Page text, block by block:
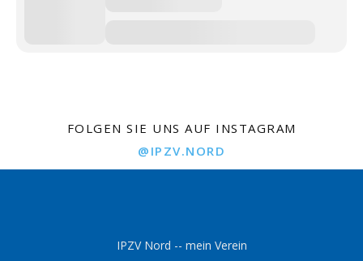
FOLGEN SIE UNS AUF INSTAGRAM
@IPZV.NORD
IPZV Nord -- mein Verein